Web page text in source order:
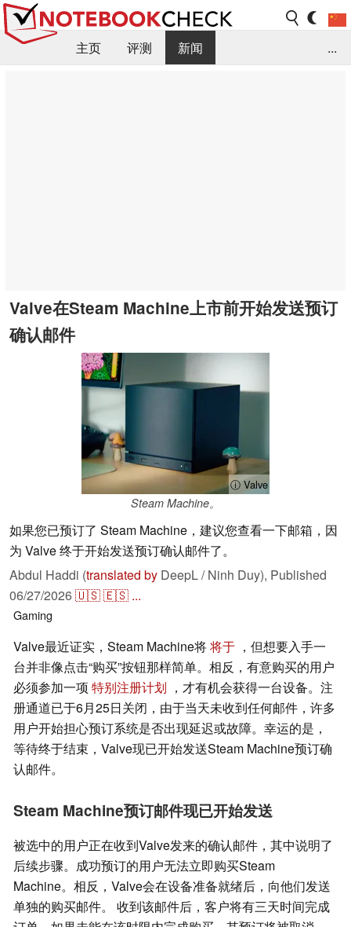
主页 评测
新闻
...
Valve在Steam Machine上市前开始发送预订
确认邮件
ⓘ Valve
Steam Machine。
如果您已预订了 Steam Machine，建议您查看一下邮箱，因
为 Valve 终于开始发送预订确认邮件了。
Abdul Haddi (translated by DeepL / Ninh Duy), Published
06/27/2026🇺🇸🇪🇸 ...
Gaming
Valve最近证实，Steam Machine将将于 ，但想要入手一
台并非像点击“购买”按钮那样简单。相反，有意购买的用户
必须参加一项 特别注册计划 ，才有机会获得一台设备。注
册通道已于6月25日关闭，由于当天未收到任何邮件，许多
用户开始担心预订系统是否出现延迟或故障。幸运的是，
等待终于结束，Valve现已开始发送Steam Machine预订确
认邮件。
Steam Machine预订邮件现已开始发送
被选中的用户正在收到Valve发来的确认邮件，其中说明了
后续步骤。成功预订的用户无法立即购买Steam
Machine。相反，Valve会在设备准备就绪后，向他们发送
单独的购买邮件。 收到该邮件后，客户将有三天时间完成